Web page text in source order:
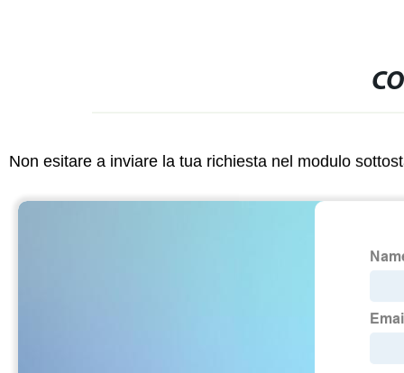
Non esitare a inviare la tua richiesta nel modulo